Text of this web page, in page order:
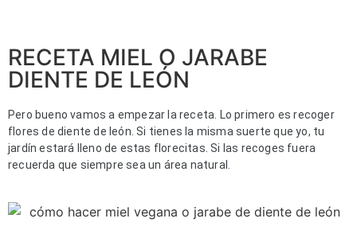
RECETA MIEL O JARABE
DIENTE DE LEÓN
Pero bueno vamos a empezar la receta. Lo primero es recoger
flores de diente de león. Si tienes la misma suerte que yo, tu
jardín estará lleno de estas florecitas. Si las recoges fuera
recuerda que siempre sea un área natural.